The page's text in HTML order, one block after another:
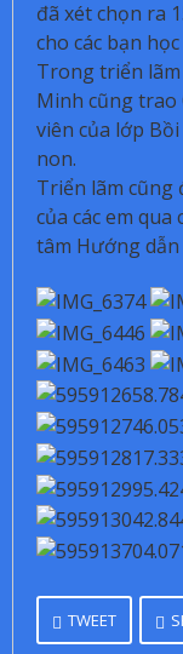
đã xét chọn ra
cho các bạn
Trong triển
Minh cũng trao
viên của lớp
non.
Triển lãm cũng
của các em
tâm Hướng
TWEET